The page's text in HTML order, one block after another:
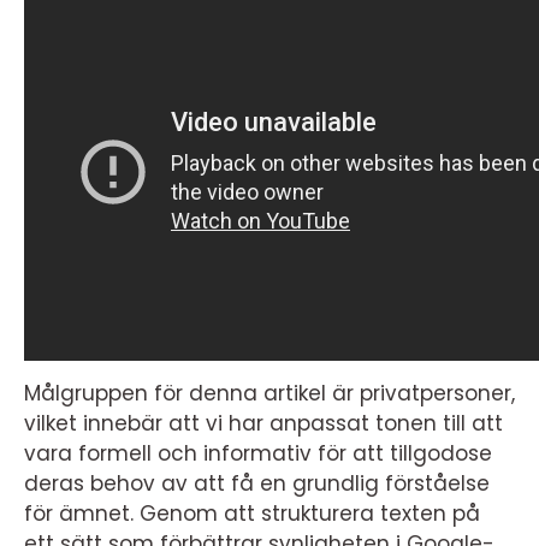
Målgruppen för denna artikel är privatpersoner,
vilket innebär att vi har anpassat tonen till att
vara formell och informativ för att tillgodose
deras behov av att få en grundlig förståelse
för ämnet. Genom att strukturera texten på